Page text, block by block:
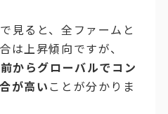
見ると、全ファームと
は上昇傾向ですが、
からグローバルでコン
が高い ことが分かりま